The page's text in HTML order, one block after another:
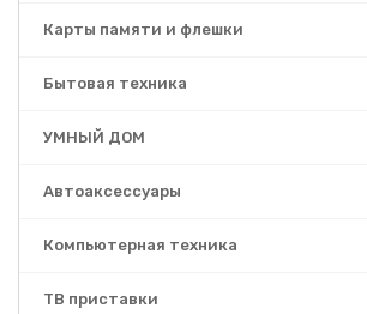
Карты памяти и флешки
Бытовая техника
УМНЫЙ ДОМ
Автоаксессуары
Компьютерная техника
ТВ приставки